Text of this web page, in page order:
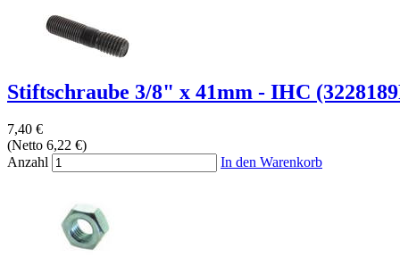
Stiftschraube 3/8" x 41mm - IHC
7,40 €
(Netto 6,22 €)
Anzahl
In den Warenkorb